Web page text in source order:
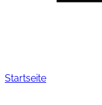
Startseite